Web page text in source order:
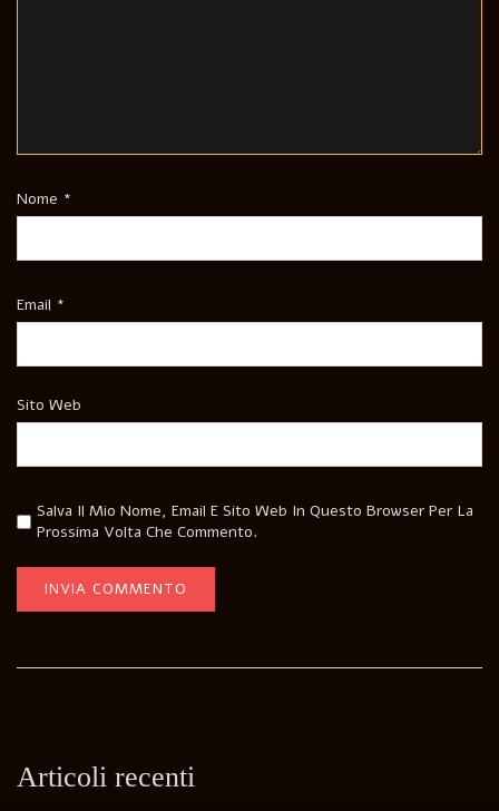
Nome *
Email *
Sito Web
Salva Il Mio Nome, Email E Sito Web In Questo Browser Per La
Prossima Volta Che Commento.
Articoli recenti